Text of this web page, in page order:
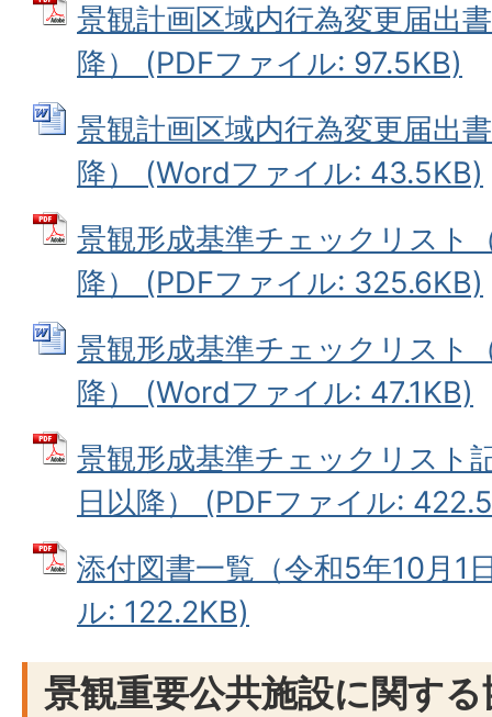
景観計画区域内行為変更届出
降） (PDFファイル: 97.5KB)
景観計画区域内行為変更届出
降） (Wordファイル: 43.5KB)
景観形成基準チェックリスト
降） (PDFファイル: 325.6KB)
景観形成基準チェックリスト
降） (Wordファイル: 47.1KB)
景観形成基準チェックリスト
日以降） (PDFファイル:
添付図書一覧（令和5年10月1
ル: 122.2KB)
景観重要公共施設に関す